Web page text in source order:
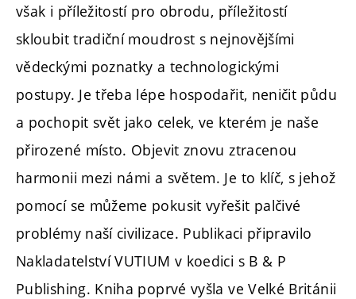
však i příležitostí pro obrodu, příležitostí
skloubit tradiční moudrost s nejnovějšími
vědeckými poznatky a technologickými
postupy. Je třeba lépe hospodařit, neničit půdu
a pochopit svět jako celek, ve kterém je naše
přirozené místo. Objevit znovu ztracenou
harmonii mezi námi a světem. Je to klíč, s jehož
pomocí se můžeme pokusit vyřešit palčivé
problémy naší civilizace. Publikaci připravilo
Nakladatelství VUTIUM v koedici s B & P
Publishing. Kniha poprvé vyšla ve Velké Británii